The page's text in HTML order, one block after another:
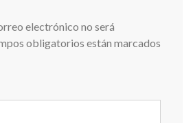
electrónico no será
obligatorios están marcados